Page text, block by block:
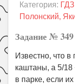
Праздники
Летом!
Поиск
Категория:
Полонский,
Задание № 349
Известно, что
каштаны, а 5/18
в парке, если